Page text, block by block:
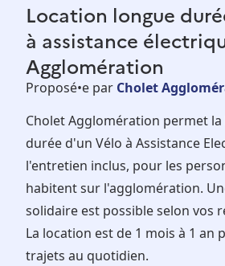
Location longue
à assistance
Agglomération
Proposé•e par Cholet
Cholet Agglomération permet
durée d'un Vélo à Assistance
l'entretien inclus, pour les
habitent sur l'agglomération.
solidaire est possible selon vos
La location est de 1 mois à 1 an
trajets au quotidien.